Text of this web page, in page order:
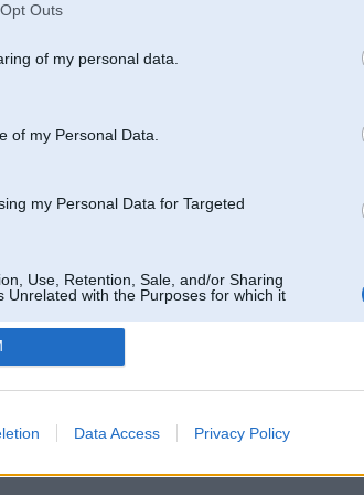
Outs
of my personal data.
of my Personal Data.
my Personal Data for Targeted
Use, Retention, Sale, and/or Sharing
Unrelated with the Purposes for which it
Data Access Privacy Policy